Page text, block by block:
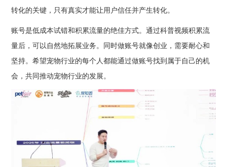
转化的关键，只有真实才能让用户信任并产生转化。
账号是低成本试错和积累流量的绝佳方式。通过科普视频积累流
量后，可以自然地拓展业务。同时做账号就像创业，需要耐心和
坚持。希望宠物行业的每个人都能通过做账号找到属于自己的机
会，共同推动宠物行业的发展。